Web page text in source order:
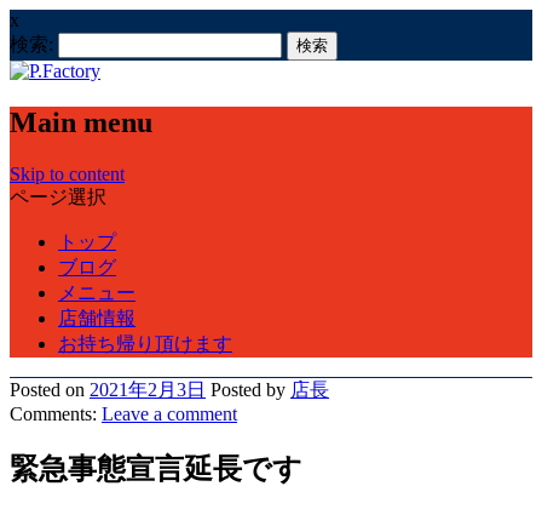
x
検索:
Main menu
Skip to content
ページ選択
トップ
ブログ
メニュー
店舗情報
お持ち帰り頂けます
Posted on 2021年2月3日 Posted by 店長
Comments: Leave a comment
緊急事態宣言延長です